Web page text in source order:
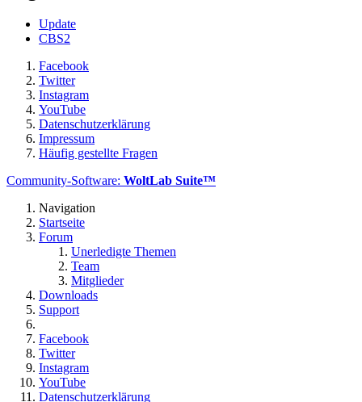
Update
CBS2
Facebook
Twitter
Instagram
YouTube
Datenschutzerklärung
Impressum
Häufig gestellte Fragen
Community-Software: WoltLab Suite™
Navigation
Startseite
Forum
Unerledigte Themen
Team
Mitglieder
Downloads
Support
Facebook
Twitter
Instagram
YouTube
Datenschutzerklärung